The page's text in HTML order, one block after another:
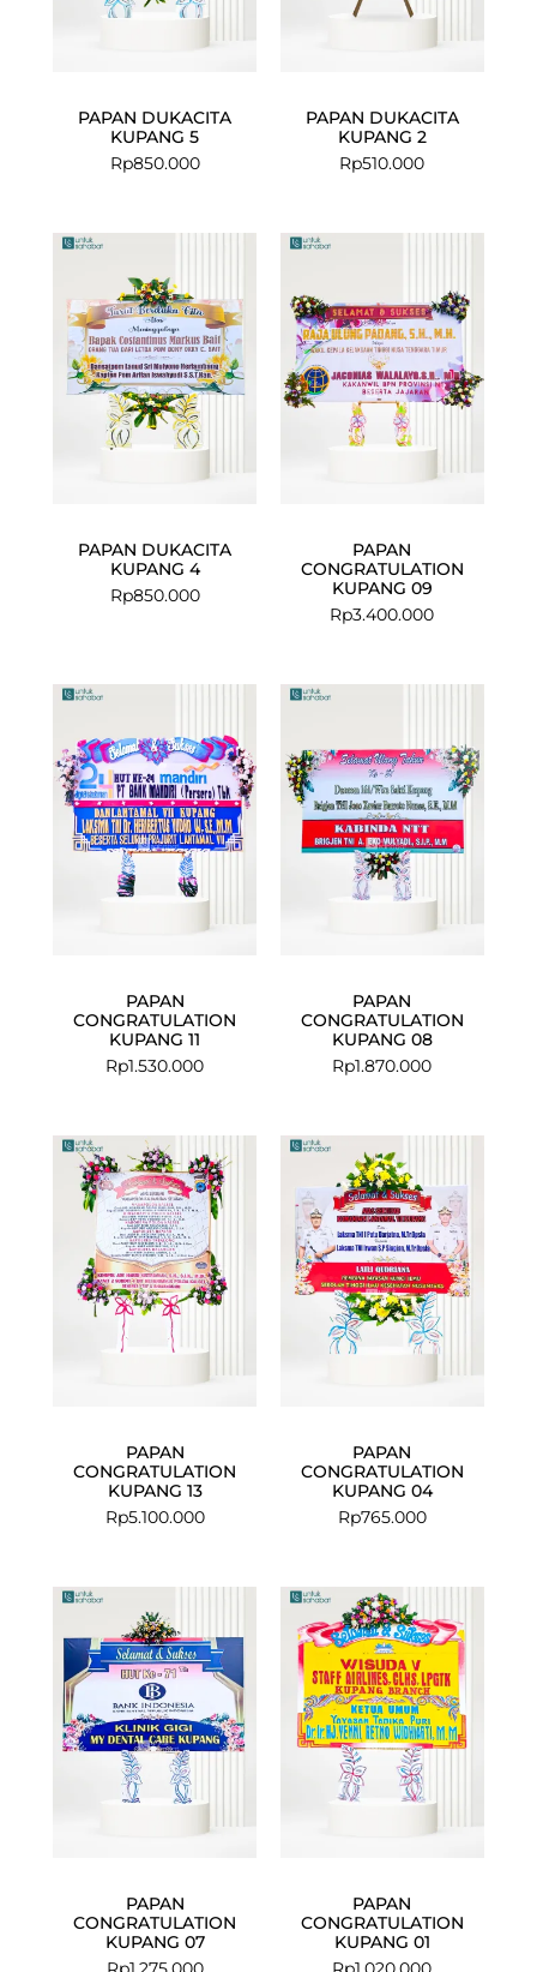
PAPAN DUKACITA
KUPANG 5
Rp850.000
PAPAN DUKACITA
KUPANG 2
Rp510.000
PAPAN DUKACITA
KUPANG 4
Rp850.000
PAPAN
CONGRATULATION
KUPANG 09
Rp3.400.000
PAPAN
CONGRATULATION
KUPANG 11
Rp1.530.000
PAPAN
CONGRATULATION
KUPANG 08
Rp1.870.000
PAPAN
CONGRATULATION
KUPANG 13
Rp5.100.000
PAPAN
CONGRATULATION
KUPANG 04
Rp765.000
PAPAN
CONGRATULATION
KUPANG 07
PAPAN
CONGRATULATION
KUPANG 01